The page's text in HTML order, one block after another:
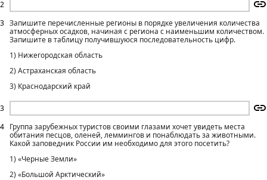
2
3
3
Запишите перечисленные регионы в порядке увеличения количества
атмосферных осадков, начиная с региона с наименьшим количеством.
Запишите в таблицу получившуюся последовательность цифр.
1) Нижегородская область
2) Астраханская область
3) Краснодарский край
4
Группа зарубежных туристов своими глазами хочет увидеть места
обитания песцов, оленей, леммингов и понаблюдать за животными.
Какой заповедник России им необходимо для этого посетить?
1) «Черные Земли»
2) «Большой Арктический»